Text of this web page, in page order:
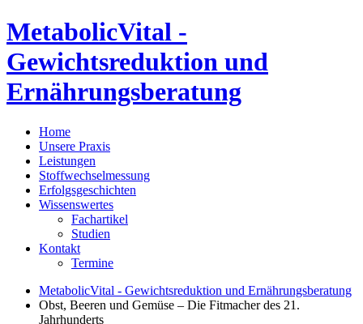
MetabolicVital -
Gewichtsreduktion und
Ernährungsberatung
Home
Unsere Praxis
Leistungen
Stoffwechselmessung
Erfolgsgeschichten
Wissenswertes
Fachartikel
Studien
Kontakt
Termine
MetabolicVital - Gewichtsreduktion und Ernährungsberatung
Obst, Beeren und Gemüse – Die Fitmacher des 21.
Jahrhunderts